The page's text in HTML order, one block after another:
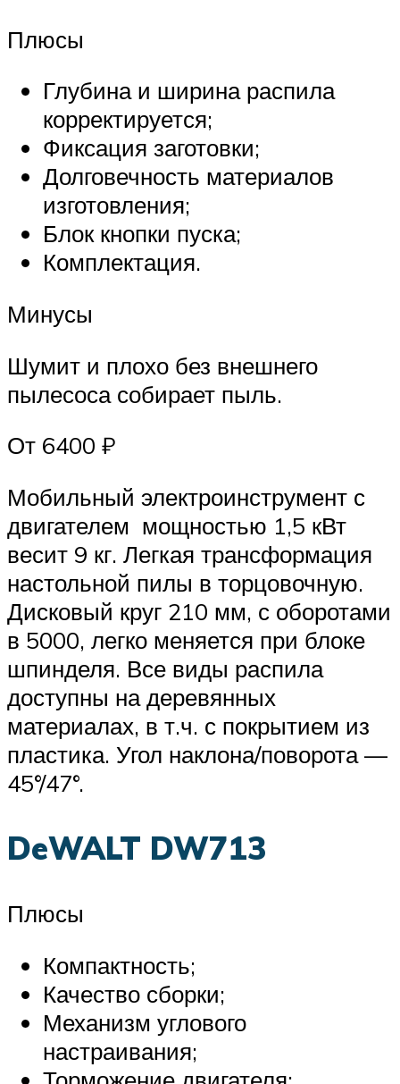
Плюсы
Глубина и ширина распила
корректируется;
Фиксация заготовки;
Долговечность материалов
изготовления;
Блок кнопки пуска;
Комплектация.
Минусы
Шумит и плохо без внешнего
пылесоса собирает пыль.
От 6400 ₽
Мобильный электроинструмент с
двигателем мощностью 1,5 кВт
весит 9 кг. Легкая трансформация
настольной пилы в торцовочную.
Дисковый круг 210 мм, с оборотами
в 5000, легко меняется при блоке
шпинделя. Все виды распила
доступны на деревянных
материалах, в т.ч. с покрытием из
пластика. Угол наклона/поворота —
45°/47°.
DeWALT DW713
Плюсы
Компактность;
Качество сборки;
Механизм углового
настраивания;